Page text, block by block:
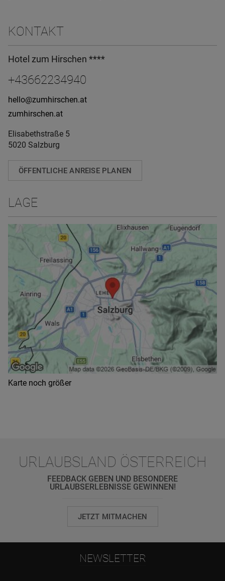
KONTAKT
Hotel zum Hirschen ****
+43662234940
hello@zumhirschen.at
zumhirschen.at
Elisabethstraße 5
5020 Salzburg
ÖFFENTLICHE ANREISE PLANEN
LAGE
Karte noch größer
URLAUBSLAND ÖSTERREICH
FEEDBACK GEBEN UND BESONDERE
URLAUBSERLEBNISSE GEWINNEN!
JETZT MITMACHEN
NEWSLETTER